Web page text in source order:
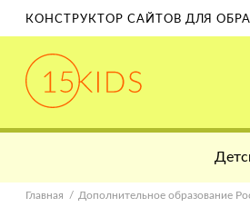
КОНСТРУКТОР САЙТОВ ДЛЯ
Главная Дополнительное образование